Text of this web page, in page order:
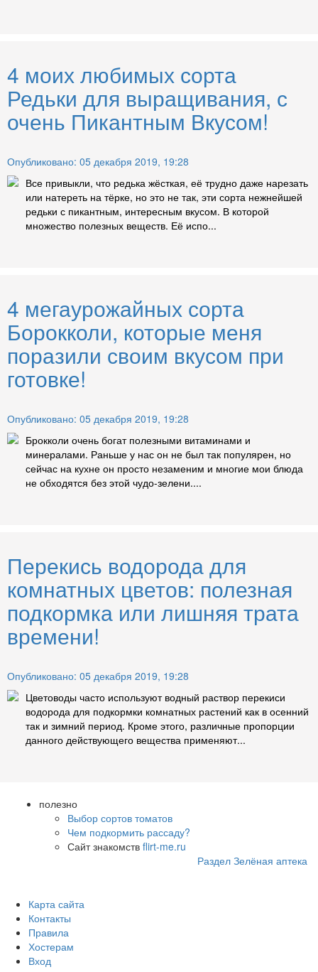
4 моих любимых сорта
Редьки для выращивания, с
очень Пикантным Вкусом!
Опубликовано: 05 декабря 2019, 19:28
Все привыкли, что редька жёсткая, её трудно даже нарезать
или натереть на тёрке, но это не так, эти сорта нежнейшей
редьки с пикантным, интересным вкусом. В которой
множество полезных веществ. Её испо...
4 мегаурожайных сорта
Борокколи, которые меня
поразили своим вкусом при
готовке!
Опубликовано: 05 декабря 2019, 19:28
Брокколи очень богат полезными витаминами и
минералами. Раньше у нас он не был так популярен, но
сейчас на кухне он просто незаменим и многие мои блюда
не обходятся без этой чудо-зелени....
Перекись водорода для
комнатных цветов: полезная
подкормка или лишняя трата
времени!
Опубликовано: 05 декабря 2019, 19:28
Цветоводы часто используют водный раствор перекиси
водорода для подкормки комнатных растений как в осенний
так и зимний период. Кроме этого, различные пропорции
данного действующего вещества применяют...
полезно
Выбор сортов томатов
Чем подкормить рассаду?
Сайт знакомств flirt-me.ru
Раздел Зелёная аптека
Карта сайта
Контакты
Правила
Хостерам
Вход